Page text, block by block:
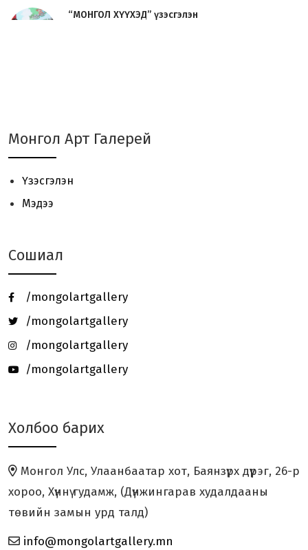
“МОНГОЛ ХҮҮХЭД” үзэсгэлэн
JAVZAA Art Brand 01 - үзэсгэлэн
үргэлжилж байна.
галерейд зочлов.
Ч.ТОГТОХБАЯР Олон Улсын Цасан
“ХӨХ МОНГОЛ” үзэсгэлэн Япон
“ЗҮРХ МАРТАХГҮЙ” төслийн аянд
HUMAN KIND үзэсгэлэн нээлтээ
Монгол Арт Галерей
Үзэсгэлэн
Мэдээ
Сошиал
/mongolartgallery
/mongolartgallery
/mongolartgallery
/mongolartgallery
Холбоо барих
Монгол Улс, Улаанбаатар хот, Баянзүрх дүүрэг, 26-р
хороо, Хүннү гудамж, (Дүнжингарав худалдааны
төвийн замын урд талд)
info@mongolartgallery.mn